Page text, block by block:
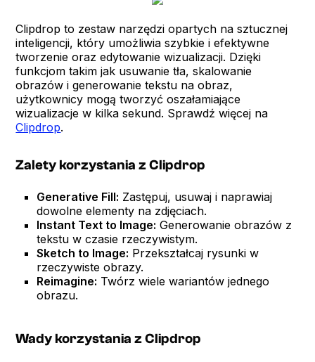
Clipdrop to zestaw narzędzi opartych na sztucznej
inteligencji, który umożliwia szybkie i efektywne
tworzenie oraz edytowanie wizualizacji. Dzięki
funkcjom takim jak usuwanie tła, skalowanie
obrazów i generowanie tekstu na obraz,
użytkownicy mogą tworzyć oszałamiające
wizualizacje w kilka sekund. Sprawdź więcej na
Clipdrop.
Zalety korzystania z Clipdrop
Generative Fill: Zastępuj, usuwaj i naprawiaj
dowolne elementy na zdjęciach.
Instant Text to Image: Generowanie obrazów z
tekstu w czasie rzeczywistym.
Sketch to Image: Przekształcaj rysunki w
rzeczywiste obrazy.
Reimagine: Twórz wiele wariantów jednego
obrazu.
Wady korzystania z Clipdrop